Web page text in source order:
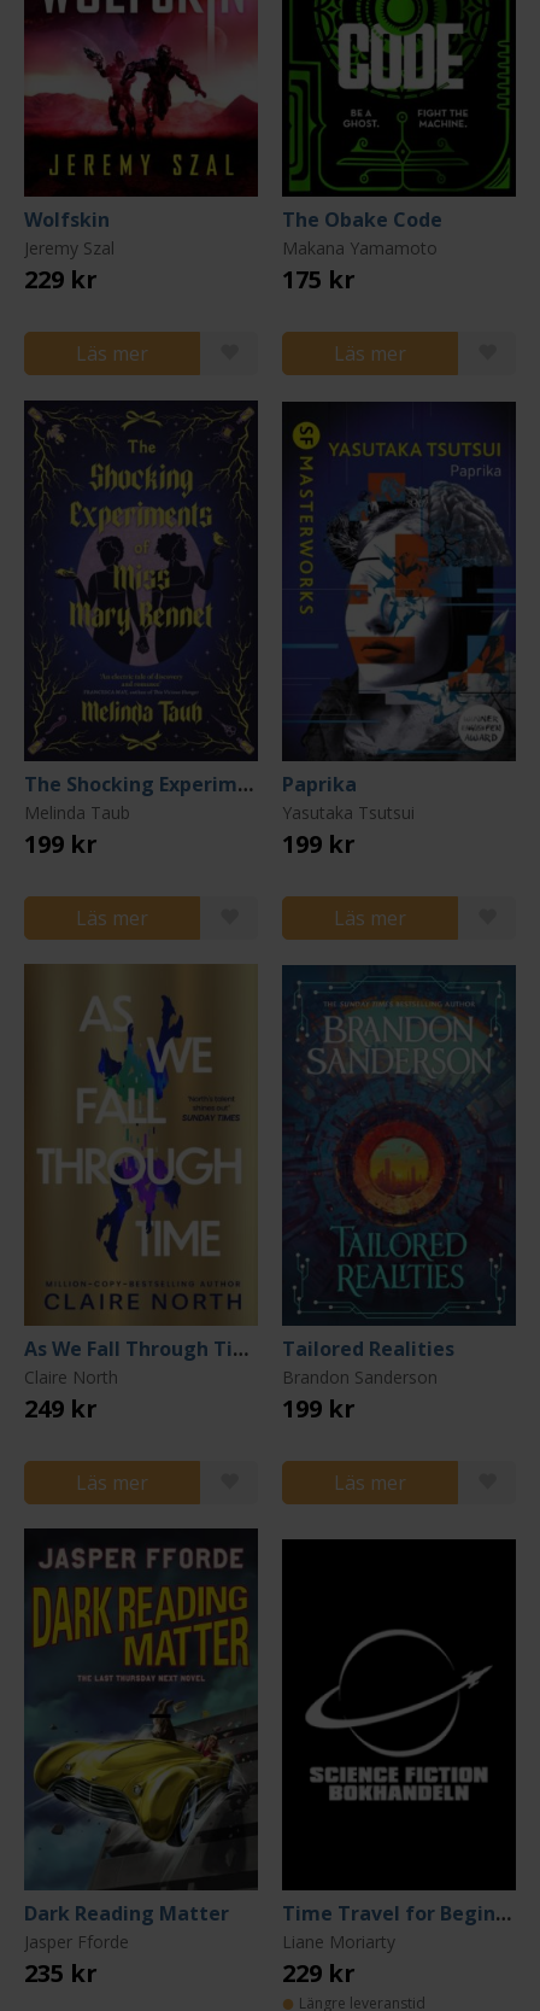
Wolfskin
Jeremy Szal
229 kr
Läs mer
The Obake Code
Makana Yamamoto
175 kr
Läs mer
The Shocking Experiments of Miss Mary Bennet
Melinda Taub
199 kr
Läs mer
Paprika
Yasutaka Tsutsui
199 kr
Läs mer
As We Fall Through Time
Claire North
249 kr
Läs mer
Tailored Realities
Brandon Sanderson
199 kr
Läs mer
Dark Reading Matter
Jasper Fforde
235 kr
Time Travel for Beginners
Liane Moriarty
229 kr
Längre leveranstid